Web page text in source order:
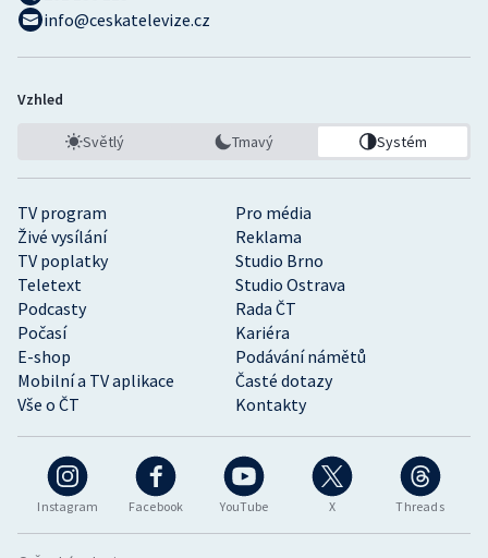
Instagram Facebook YouTube X Threads
TV program
Pro média
Živé vysílání
Reklama
TV poplatky
Studio Brno
Teletext
Studio Ostrava
Podcasty
Rada ČT
Počasí
Kariéra
E-shop
Podávání námětů
Mobilní a TV aplikace
Časté dotazy
Vše o ČT
Kontakty
info@ceskatelevize.cz
Vzhled
Světlý Tmavý Systém